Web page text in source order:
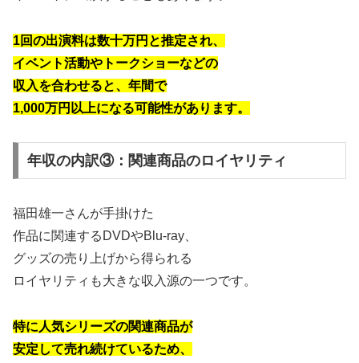
1回の出演料は数十万円と推定され、
イベント活動やトークショーなどの
収入を合わせると、年間で
1,000万円以上になる可能性があります。
年収の内訳③：関連商品のロイヤリティ
福田雄一さんが手掛けた
作品に関連するDVDやBlu-ray、
グッズの売り上げから得られる
ロイヤリティも大きな収入源の一つです。
特に人気シリーズの関連商品が
安定して売れ続けているため、